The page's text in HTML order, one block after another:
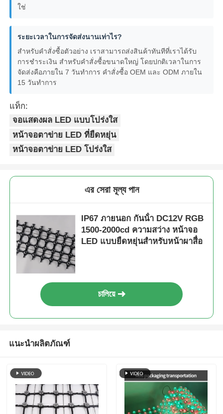
ใช่
ระยะเวลาในการจัดส่งนานเท่าไร?
สำหรับคำสั่งซื้อตัวอย่าง เราสามารถส่งสินค้าทันทีที่เราได้รับ
การชำระเงิน สำหรับคำสั่งซื้อขนาดใหญ่ โดยปกติเวลาในการ
จัดส่งคือภายใน 7 วันทำการ คำสั่งซื้อ OEM และ ODM ภายใน
15 วันทำการ
แท็ก:
จอแสดงผล LED แบบโปร่งใส
หน้าจอตาข่าย LED ที่ยืดหยุ่น
หน้าจอตาข่าย LED โปร่งใส
এর সেরা মূল্য পান
IP67 ภายนอก กันน้ํา DC12V RGB
1500-2000cd ความสว่าง หน้าจอ
LED แบบยืดหยุ่นสําหรับหน้าผาสื่อ
চালিয়ে
แนะนำผลิตภัณฑ์